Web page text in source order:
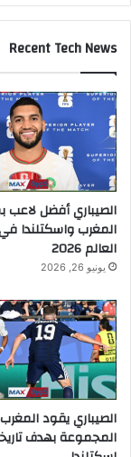
Recent Tech News
الصيباري أفضل لاعب
المغرب واسكتلندا
العالم 2026
يونيو 26, 2026
الصيباري يقود
المجموعة بهدف